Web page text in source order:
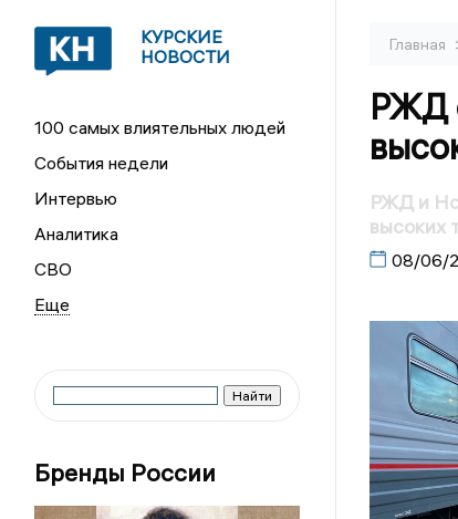
КУРСКИЕ
НОВОСТИ
100 самых влиятельных людей
События недели
Интервью
Аналитика
СВО
Бренды России
Главная
РЖД
РЖД и
высоких
08/06/